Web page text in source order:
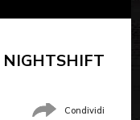
NIGHTSHIFT
Condividi